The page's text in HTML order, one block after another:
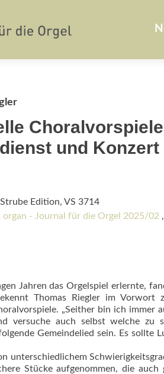
und Konzert
Edition, VS 3714
organ - Journal für die Orgel 2025/02
Jahren das Orgelspiel erlernte,
Thomas Riegler im Vorwort
„Seither bin ich immer
versuche auch selbst welche zu
Gemeindelied sein. Es sollte
unterschiedlichem
Stücke aufgenommen, die auch